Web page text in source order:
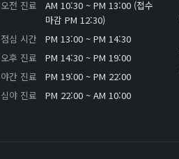
오전 진료
AM 10:30 ~ PM 13:00 (접수
마감 PM 12:30)
점심 시간
PM 13:00 ~ PM 14:30
오후 진료
PM 14:30 ~ PM 19:00
야간 진료
PM 19:00 ~ PM 22:00
심야 진료
PM 22:00 ~ AM 10:00